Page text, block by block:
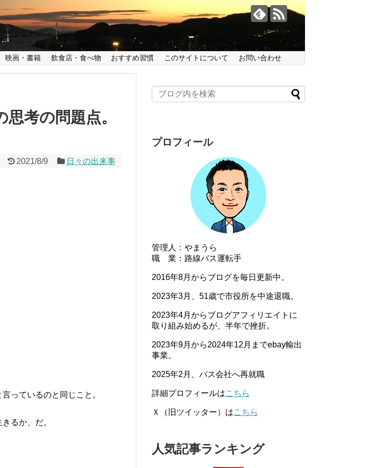
映画・書籍 飲食店・食べ物 おすすめ習慣 このサイトについて お問い合わせ
考の問題点。
2021/8/9 日々の出来事
っているのと同じこと。
るか、だ。
プロフィール
管理人：やまうら
職 業：路線バス運転手
2016年8月からブログを毎日更新中。
2023年3月、51歳で市役所を中途退職。
2023年4月からブログアフィリエイトに
取り組み始めるが、半年で挫折。
2023年9月から2024年12月までebay輸出
事業。
2025年2月、バス会社へ再就職
詳細プロフィールはこちら
Ｘ（旧ツイッター）はこちら
人気記事ランキング